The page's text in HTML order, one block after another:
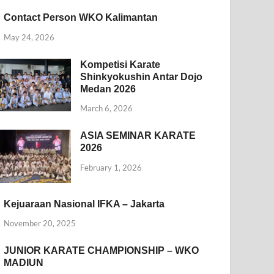
Contact Person WKO Kalimantan
May 24, 2026
Kompetisi Karate
Shinkyokushin Antar Dojo
Medan 2026
March 6, 2026
ASIA SEMINAR KARATE
2026
February 1, 2026
Kejuaraan Nasional IFKA – Jakarta
November 20, 2025
JUNIOR KARATE CHAMPIONSHIP – WKO
MADIUN